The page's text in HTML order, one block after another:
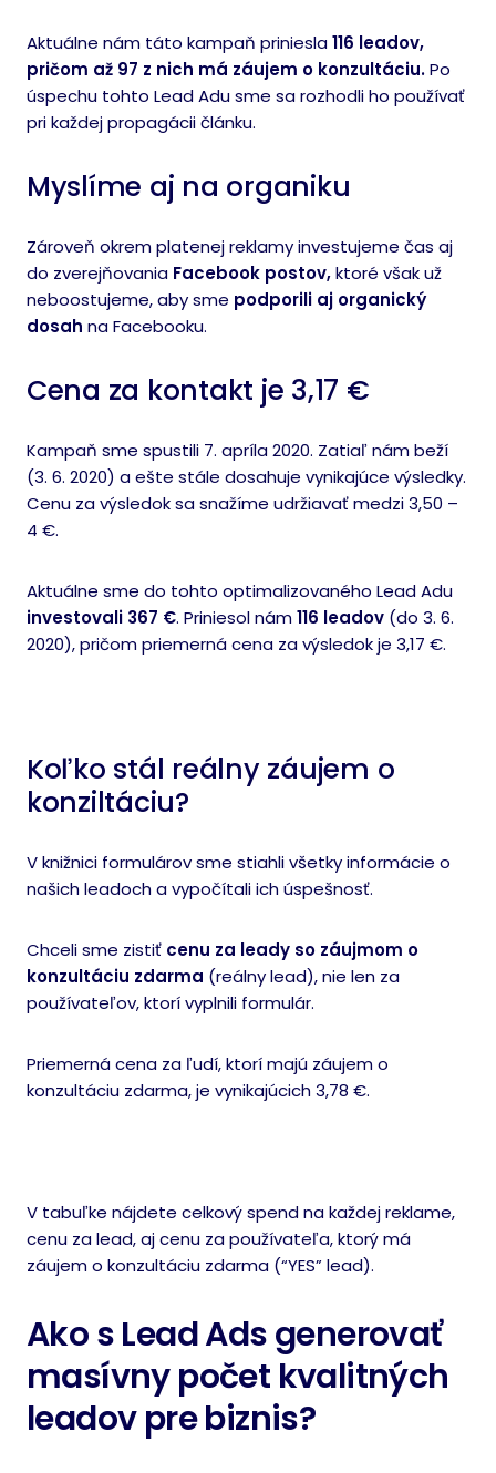
Aktuálne nám táto kampaň priniesla116 leadov,
pričom až 97 z nich má záujem o konzultáciu.Po
úspechu tohto Lead Adu sme sa rozhodli ho používať
pri každej propagácii článku.
Myslíme aj na organiku
Zároveň okrem platenej reklamy investujeme čas aj
do zverejňovania Facebook postov,ktoré však už
neboostujeme, aby sme podporili aj organický
dosah na Facebooku.
Cena za kontakt je 3,17 €
Kampaň sme spustili 7. apríla 2020. Zatiaľ nám beží
(3. 6. 2020) a ešte stále dosahuje vynikajúce výsledky.
Cenu za výsledok sa snažíme udržiavať medzi 3,50 –
4 €.
Aktuálne sme do tohto optimalizovaného Lead Adu
investovali 367 €. Priniesol nám116 leadov (do 3. 6.
2020), pričom priemerná cena za výsledok je 3,17 €.
Koľko stál reálny záujem o
konziltáciu?
V knižnici formulárov sme stiahli všetky informácie o
našich leadoch a vypočítali ich úspešnosť.
Chceli sme zistiť cenu za leady so záujmom o
konzultáciu zdarma (reálny lead), nie len za
používateľov, ktorí vyplnili formulár.
Priemerná cena za ľudí, ktorí majú záujem o
konzultáciu zdarma, je vynikajúcich 3,78 €.
V tabuľke nájdete celkový spend na každej reklame,
cenu za lead, aj cenu za používateľa, ktorý má
záujem o konzultáciu zdarma (“YES” lead).
Ako s Lead Ads generovať
masívny počet kvalitných
leadov pre biznis?